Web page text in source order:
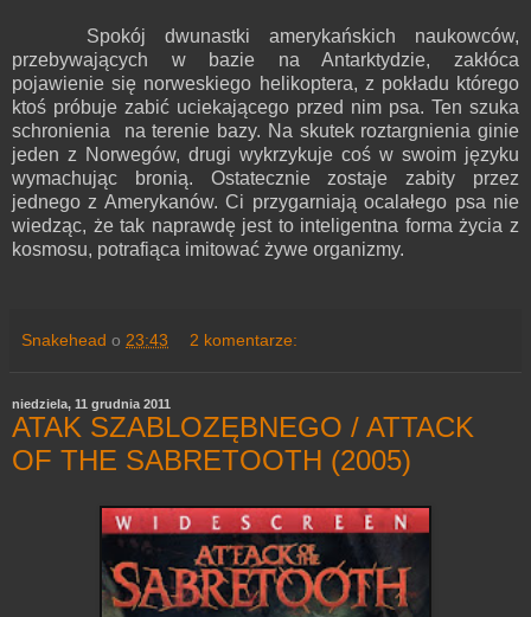
Spokój dwunastki amerykańskich naukowców,
przebywających w bazie na Antarktydzie, zakłóca
pojawienie się norweskiego helikoptera, z pokładu którego
ktoś próbuje zabić uciekającego przed nim psa. Ten szuka
schronienia na terenie bazy. Na skutek roztargnienia ginie
jeden z Norwegów, drugi wykrzykuje coś w swoim języku
wymachując bronią. Ostatecznie zostaje zabity przez
jednego z Amerykanów. Ci przygarniają ocalałego psa nie
wiedząc, że tak naprawdę jest to inteligentna forma życia z
kosmosu, potrafiąca imitować żywe organizmy.
Snakehead o 23:43 2 komentarze:
niedziela, 11 grudnia 2011
ATAK SZABLOZĘBNEGO / ATTACK
OF THE SABRETOOTH (2005)